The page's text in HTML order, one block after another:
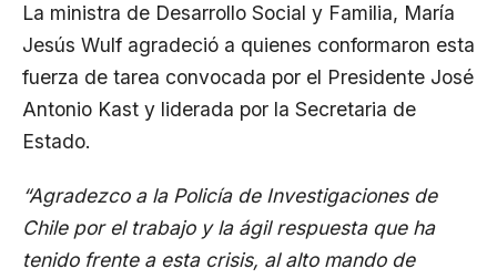
La ministra de Desarrollo Social y Familia, María
Jesús Wulf agradeció a quienes conformaron esta
fuerza de tarea convocada por el Presidente José
Antonio Kast y liderada por la Secretaria de
Estado.
“Agradezco a la Policía de Investigaciones de
Chile por el trabajo y la ágil respuesta que ha
tenido frente a esta crisis, al alto mando de